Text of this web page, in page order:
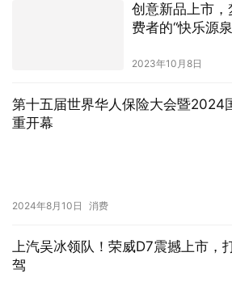
创意新品上市
费者的“快乐源
2023年10月8日
第十五届世界华人保险大会暨2024
重开幕
2024年8月10日 消费
上汽吴冰领队！荣威D7震撼上市，
驾